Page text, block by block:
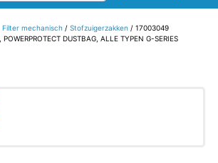
Filter mechanisch/ Stofzuigerzakken / 17003049
DUSTBAG, ALLE TYPEN G-SERIES